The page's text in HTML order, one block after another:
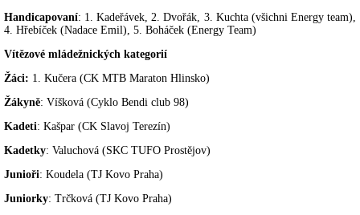
Handicapovaní: 1. Kadeřávek, 2. Dvořák, 3. Kuchta (všichni Energy team),
4. Hřebíček (Nadace Emil), 5. Boháček (Energy Team)
Vítězové mládežnických kategorií
Žáci: 1. Kučera (CK MTB Maraton Hlinsko)
Žákyně: Víšková (Cyklo Bendi club 98)
Kadeti: Kašpar (CK Slavoj Terezín)
Kadetky: Valuchová (SKC TUFO Prostějov)
Junioři: Koudela (TJ Kovo Praha)
Juniorky: Trčková (TJ Kovo Praha)